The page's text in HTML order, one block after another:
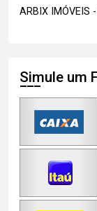
ARBIX IMÓVEIS
Simule um